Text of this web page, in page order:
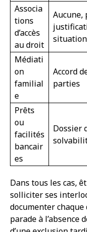
Associa
tions
d’accès
au droit
Aucune,
situation
Médiati
on
familial
e
Accord
parties
Prêts
ou
facilités
bancair
es
Dossier
Dans tous les cas,
solliciter ses
documenter
parade à l’absence